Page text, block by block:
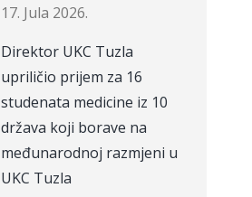
17. Jula 2026.
Direktor UKC Tuzla
upriličio prijem za 16
studenata medicine iz 10
država koji borave na
međunarodnoj razmjeni u
UKC Tuzla